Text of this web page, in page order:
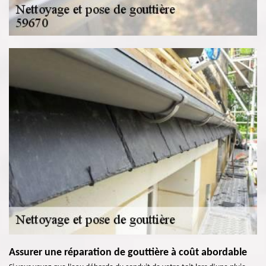
Assurer une réparation de gouttière à coût abordable